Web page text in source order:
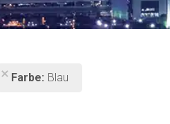
Farbe Blau